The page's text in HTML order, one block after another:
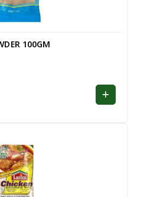
100GM